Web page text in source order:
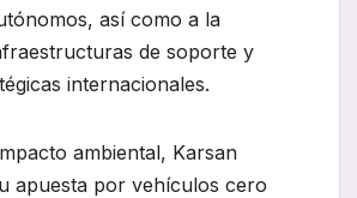
así como a la
de soporte y
internacionales.
ambiental, Karsan
apuesta por vehículos cero